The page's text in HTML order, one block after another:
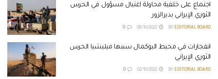
اجتماع على خلفية محاولة اغتيال مسؤول في الحرس
الثوري الإيراني بديرالزور
BY EDITORIAL BOARD
انفجارات في محيط البوكمال سببها ميليشيا الحرس
الثوري الإيراني
BY EDITORIAL BOARD